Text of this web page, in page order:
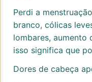
Perdi a
branco, cólicas
lombares, aumento
isso significa que
Dores de cabeça